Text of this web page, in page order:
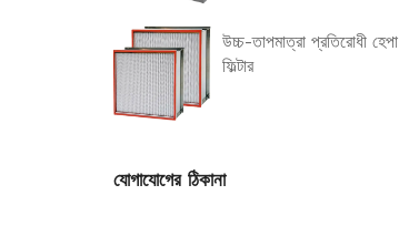
উচ্চ-তাপমাত্রা প্রতিরোধী হেপা
ফিল্টার
যোগাযোগের ঠিকানা